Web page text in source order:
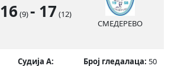
16 (9)- 17 (12)
СМЕДЕРЕВО
Судија А:
Број гледалаца: 50